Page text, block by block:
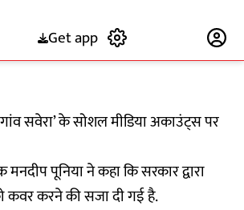
Get app
सवेरा’ के सोशल मीडिया अकाउंट्स पर
पूनिया ने कहा कि सरकार द्वारा
कवर करने की सजा दी गई है.